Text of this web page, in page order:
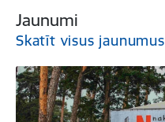
Jaunumi
Skatīt visus jaunumus